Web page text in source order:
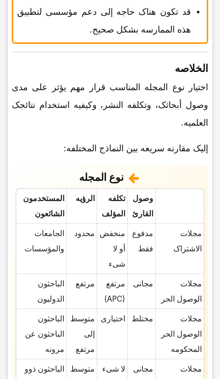
قد تکون هناک حاجه إلى دعم مؤسسی لتطبیق
هذه الممارسه بشکل صحیح.
الخلاصه
اختیار نوع المجله المناسب قرار مهم یؤثر على مدى
وصول أبحاثک، وتکلفه النشر، وکیفیه استخدام نتائجک
العلمیه.
إلیک مقارنه سریعه بین النماذج المختلفه:
نوع المجله
وصول
القارئ
تکلفه
المؤلف
الرؤیه
المستخدمون
الشائعون
مجلات
الاشتراک
مدفوع
فقط
منخفض
أو لا
شیء
محدود
الجامعات
والمؤسسات
مجلات
الوصول الحر
مجانی
مرتفع
(APC)
مرتفع
الباحثون
الدولیون
مجلات
الوصول الحر
المحکومه
مختلط اختیاری
متوسط
إلى
مرتفع
الباحثون
الباحثون عن
مرونه
مجلات
مجانی
لا شیء متوسط
الباحثون ذوو